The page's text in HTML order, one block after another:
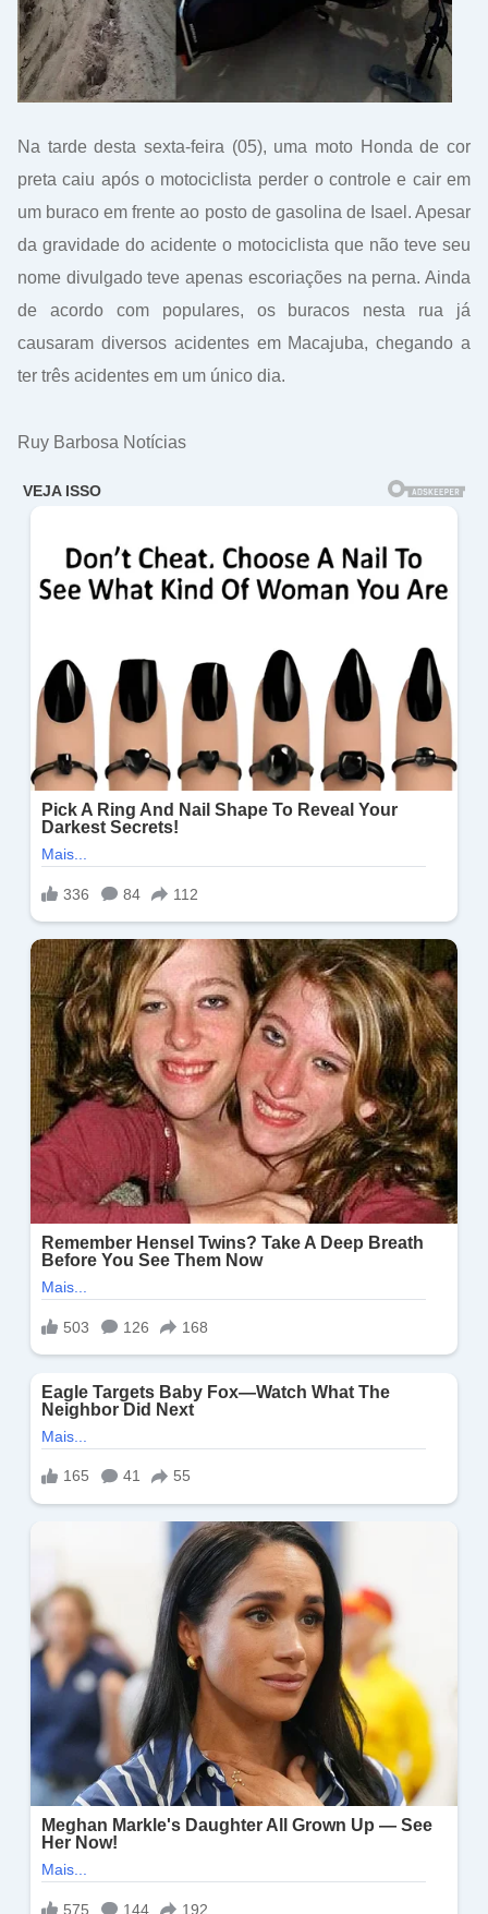
Na tarde desta sexta-feira (05), uma moto Honda de cor
preta caiu após o motociclista perder o controle e cair em
um buraco em frente ao posto de gasolina de Isael. Apesar
da gravidade do acidente o motociclista que não teve seu
nome divulgado teve apenas escoriações na perna. Ainda
de acordo com populares, os buracos nesta rua já
causaram diversos acidentes em Macajuba, chegando a
ter três acidentes em um único dia.
Ruy Barbosa Notícias